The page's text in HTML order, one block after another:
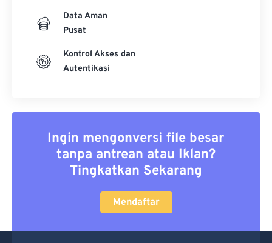
Data Aman
Pusat
Kontrol Akses dan
Autentikasi
Ingin mengonversi file besar
tanpa antrean atau Iklan?
Tingkatkan Sekarang
Mendaftar